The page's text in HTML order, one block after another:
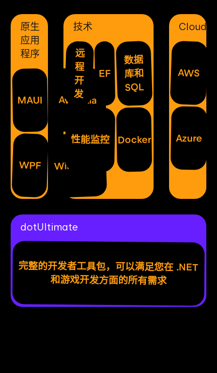
原生
应用
程序
MAUI Avalonia
WPF WinForms
技术
远
程
开
发
EF
数据
库和
SQL
性能监控 Docker
Cloud
AWS
Azure
dotUltimate
完整的开发者工具包，可以满足您在 .NET
和游戏开发方面的所有需求